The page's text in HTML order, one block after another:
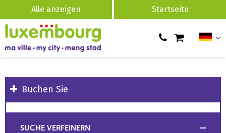
Alle anzeigen Startseite
Buchen Sie
SUCHE VERFEINERN